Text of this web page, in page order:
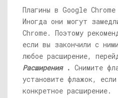
Плагины в Google
Иногда они могут
Chrome. Поэтому
если вы закончили с
любое расширение,
Расширения. Снимите
установите флажок,
конкретное расширение.